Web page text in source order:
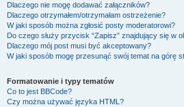
Dlaczego nie mogę dodawać załączników?
Dlaczego otrzymałem/otrzymałam ostrzeżenie?
W jaki sposób można zgłosić posty moderatorowi?
Do czego służy przycisk “Zapisz” znajdujący się w
Dlaczego mój post musi być akceptowany?
W jaki sposób mogę przesunąć swój temat na górę
Formatowanie i typy tematów
Co to jest BBCode?
Czy można używać języka HTML?